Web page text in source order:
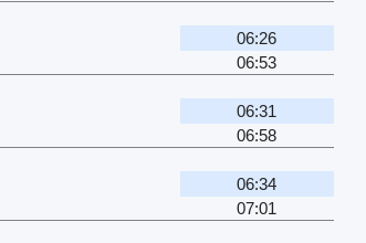
06:26
06:53
06:31
06:58
06:34
07:01